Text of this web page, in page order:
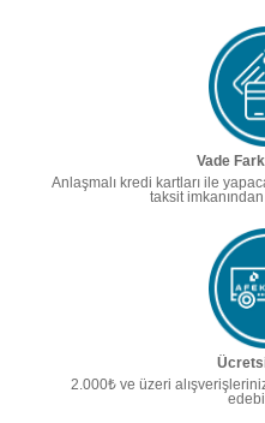
Vade
Anlaşmalı kredi kartları ile
taksit
2.000₺ ve üzeri